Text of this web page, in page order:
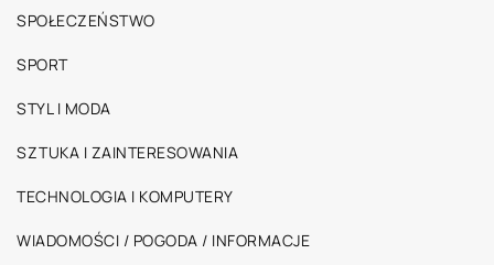
SPOŁECZEŃSTWO
SPORT
STYL I MODA
SZTUKA I ZAINTERESOWANIA
TECHNOLOGIA I KOMPUTERY
WIADOMOŚCI / POGODA / INFORMACJE